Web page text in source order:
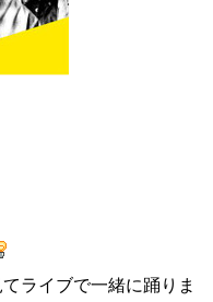
ライブで一緒に踊りま